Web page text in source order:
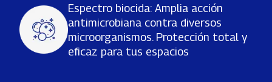
Espectro biocida: Amplia acción
antimicrobiana contra diversos
microorganismos. Protección total y
eficaz para tus espacios